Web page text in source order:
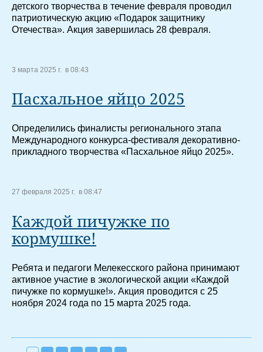
детского творчества в течение февраля проводил
патриотическую акцию «Подарок защитнику
Отечества». Акция завершилась 28 февраля.
3 марта 2025 г. в 08:43
Пасхальное яйцо 2025
Определились финалисты регионального этапа
Международного конкурса-фестиваля декоративно-
прикладного творчества «Пасхальное яйцо 2025».
27 февраля 2025 г. в 08:47
Каждой пичужке по
кормушке!
Ребята и педагоги Мелекесского района принимают
активное участие в экологической акции «Каждой
пичужке по кормушке!». Акция проводится с 25
ноября 2024 года по 15 марта 2025 года.